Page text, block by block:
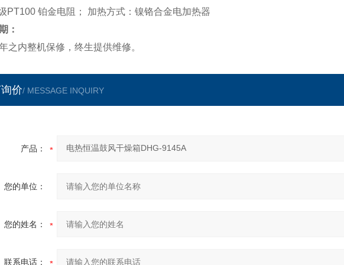
PT100 铂金电阻； 加热方式：镍铬合金电加热器
：
之内整机保修，终生提供维修。
价/ MESSAGE INQUIRY
产品：
您的单位：
您的姓名：
联系电话：